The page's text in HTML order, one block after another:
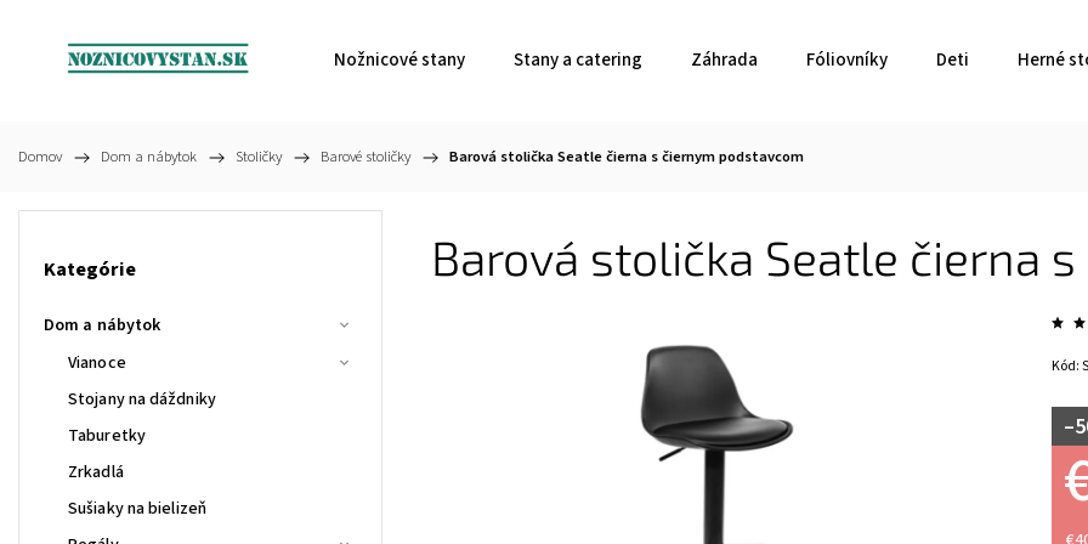
Nožnicové stany Stany a catering Záhrada Fóliovníky Deti Herné
Domov / Dom a nábytok / Stoličky / Barové stoličky / Barová stolička Seatle čierna s čiernym podstavcom
Kategórie
Dom a nábytok
Vianoce
Stojany na dáždniky
Taburetky
Zrkadlá
Sušiaky na bielizeň
Barová stolička Seatle čierna
Kód: